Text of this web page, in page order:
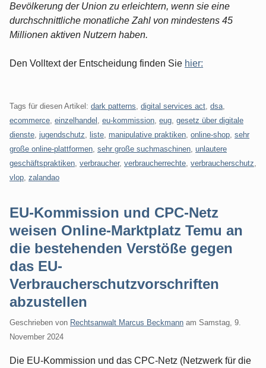
Bevölkerung der Union zu erleichtern, wenn sie eine
durchschnittliche monatliche Zahl von mindestens 45
Millionen aktiven Nutzern haben.
Den Volltext der Entscheidung finden Sie hier:
Tags für diesen Artikel: dark patterns digital services act dsa
ecommerce einzelhandel eu-kommission eug gesetz über digitale
dienste jugendschutz liste manipulative praktiken online-shop sehr
große online-plattformen sehr große suchmaschinen unlautere
geschäftspraktiken verbraucher, verbraucherrechte verbraucherschutz
vlop zalandao
EU-Kommission und CPC-Netz
weisen Online-Marktplatz Temu an
die bestehenden Verstöße gegen
das EU-
Verbraucherschutzvorschriften
abzustellen
Geschrieben von Rechtsanwalt Marcus Beckmann am Samstag, 9.
November 2024
Die EU-Kommission und das CPC-Netz (Netzwerk für die